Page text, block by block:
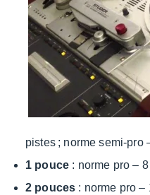
pistes ; norme semi-pro
1 pouce : norme pro –
2 pouces : norme pro –